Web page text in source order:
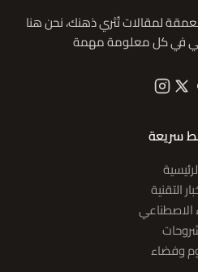
لمقالات تُثري ذهنك، نحن هنا
في كل معلومة مهمة
سريعة
التقنية
الاصطناعي
وفضاء